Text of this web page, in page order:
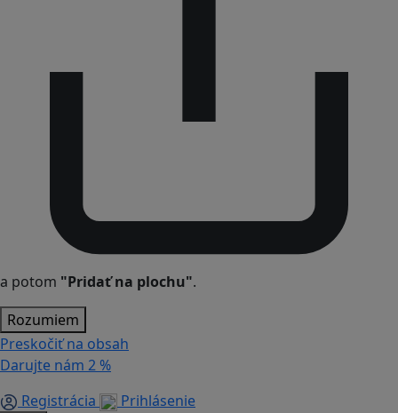
a potom "Pridať na plochu".
Rozumiem
Preskočiť na obsah
Darujte nám 2 %
Registrácia
Prihlásenie